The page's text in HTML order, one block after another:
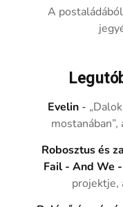
A
Evelin -
Robosztus és
Fail - And We
projektje,